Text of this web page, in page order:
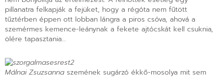
pillanatra felkapják a fejüket, hogy a régóta nem fűtött
tűztérben éppen ott lobban lángra a piros csóva, ahová a
szemérmes kemence-leánynak a fekete ajtócskát kell csuknia,
ölére tapasztania…
Málnai Zsuzsanna szemének sugárzó ékkő-mosolya mit sem